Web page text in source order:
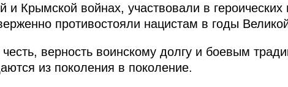
и Крымской войнах, участвовали в
противостояли нацистам в годы
честь, верность воинскому долгу и боевым
из поколения в поколение.